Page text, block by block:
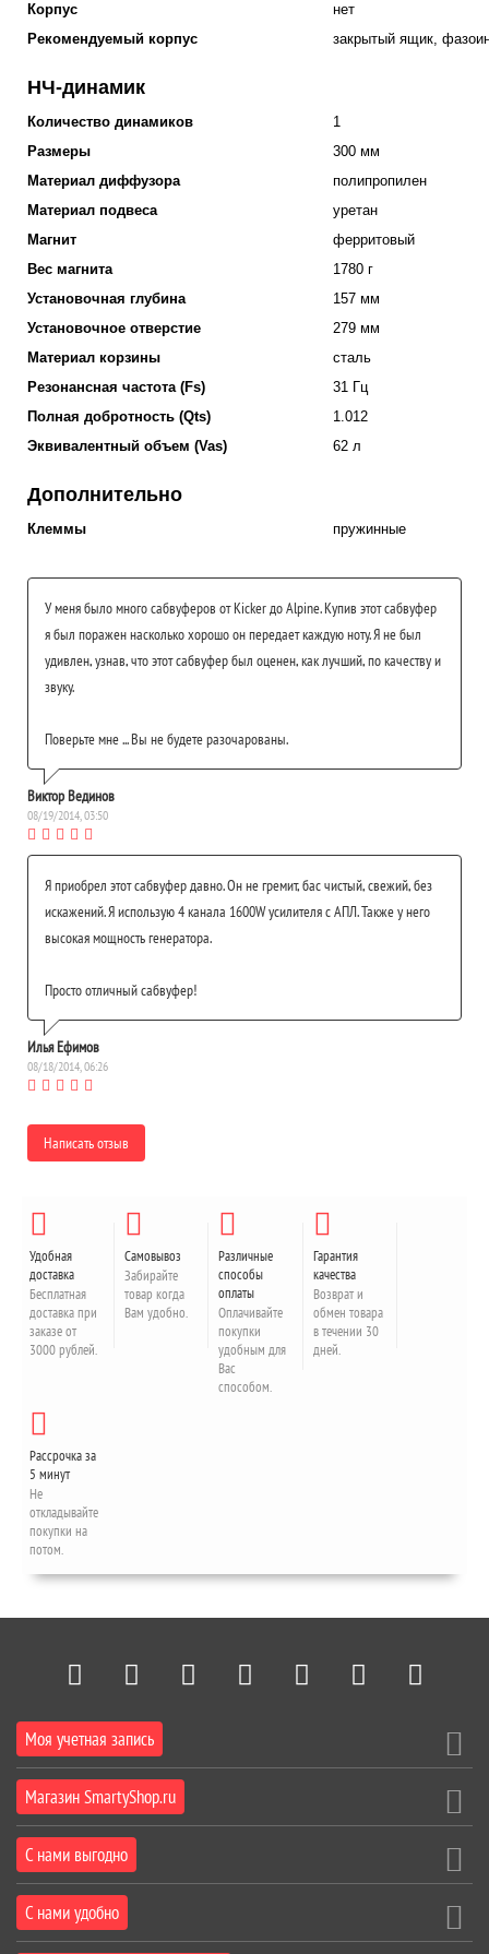
Корпус
нет
Рекомендуемый корпус
закрытый ящик,
НЧ-динамик
Количество динамиков
1
Размеры
300 мм
Материал диффузора
полипропилен
Материал подвеса
уретан
Магнит
ферритовый
Вес магнита
1780 г
Установочная глубина
157 мм
Установочное отверстие
279 мм
Материал корзины
сталь
Резонансная частота (Fs)
31 Гц
Полная добротность (Qts)
1.012
Эквивалентный объем (Vas)
62 л
Дополнительно
Клеммы пружинные
У меня было много сабвуферов от Kicker до Alpine. Купив этот сабвуфер
я был поражен насколько хорошо он передает каждую ноту. Я не был
удивлен, узнав, что этот сабвуфер был оценен, как лучший, по качеству и
звуку.
Поверьте мне ... Вы не будете разочарованы.
Виктор Вединов
08/19/2014, 03:50
Я приобрел этот сабвуфер давно. Он не гремит, бас чистый, свежий, без
искажений. Я использую 4 канала 1600W усилителя с АПЛ. Также у него
высокая мощность генератора.
Просто отличный сабвуфер!
Илья Ефимов
08/18/2014, 06:26
Написать отзыв
Удобная
доставка
Бесплатная
доставка при
заказе от
3000 рублей.
Самовывоз
Забирайте
товар когда
Вам удобно.
Различные
способы
оплаты
Оплачивайте
покупки
удобным для
Вас
способом.
Гарантия
качества
Возврат и
обмен товара
в течении 30
дней.
Рассрочка за
5 минут
Не
откладывайте
покупки на
потом.
Моя учетная запись
Магазин SmartyShop.ru
С нами выгодно
С нами удобно